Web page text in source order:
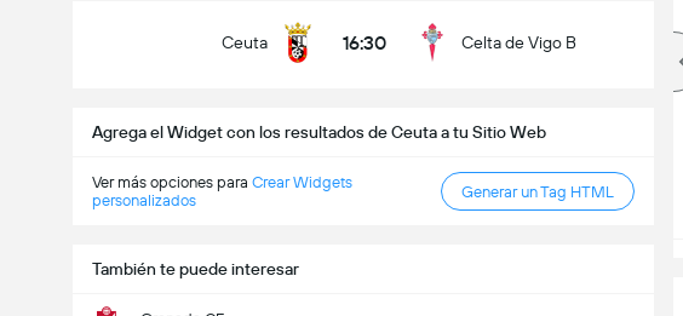
Ceuta 16:30 Celta de Vigo B
Agrega el Widget con los resultados de Ceuta a tu Sitio Web
Ver más opciones para Crear Widgets
personalizados
Generar un Tag HTML
También te puede interesar